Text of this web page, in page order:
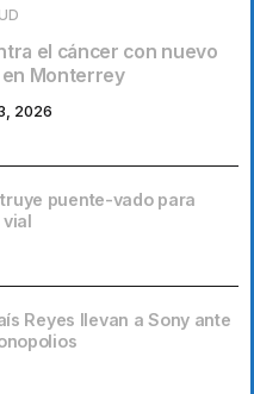
el cáncer con nuevo
Monterrey
2026
puente-vado para
Reyes llevan a Sony ante